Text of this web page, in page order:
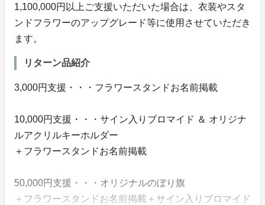
1,100,000円以上ご支援いただいた場合は、衣装やスタ
ンドフラワーのアップグレード等に使用させていただき
ます。
リターン品紹介
3,000円支援・・・フラワースタンドお名前掲載
10,000円支援・・・サイン入りブロマイド ＆ オリジナ
ルアクリルキーホルダー
＋フラワースタンドお名前掲載
50,000円支援・・・オリジナルのぼり旗
＋フラワースタンドお名前掲載＋サイン入りブロマイド